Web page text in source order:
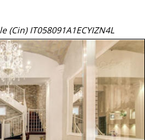
IT058091A1ECYIZN4L